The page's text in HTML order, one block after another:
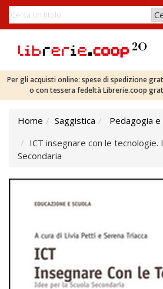
Per gli acquisti online: spese di spedizione
o con tessera fedeltà Librerie.coop
Home Saggistica
Pedagogia
ICT insegnare con le tecnologie.
Secondaria